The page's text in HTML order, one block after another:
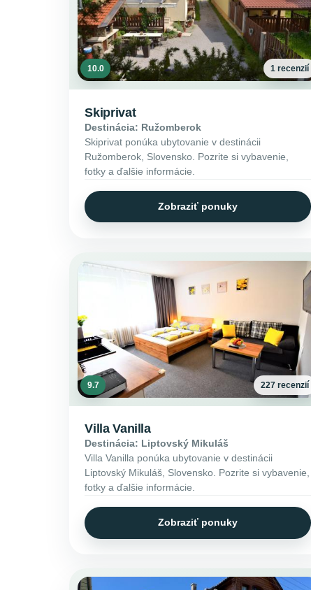
10.0 1 recenzií
Skiprivat
Destinácia: Ružomberok
Skiprivat ponúka ubytovanie v destinácii
Ružomberok, Slovensko. Pozrite si vybavenie,
fotky a ďalšie informácie.
Zobraziť ponuky
9.7 227 recenzií
Villa Vanilla
Destinácia: Liptovský Mikuláš
Villa Vanilla ponúka ubytovanie v destinácii
Liptovský Mikuláš, Slovensko. Pozrite si vybavenie,
fotky a ďalšie informácie.
Zobraziť ponuky